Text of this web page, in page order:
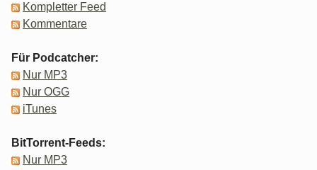
Kompletter Feed
Kommentare
Für Podcatcher:
Nur MP3
Nur OGG
iTunes
BitTorrent-Feeds:
Nur MP3